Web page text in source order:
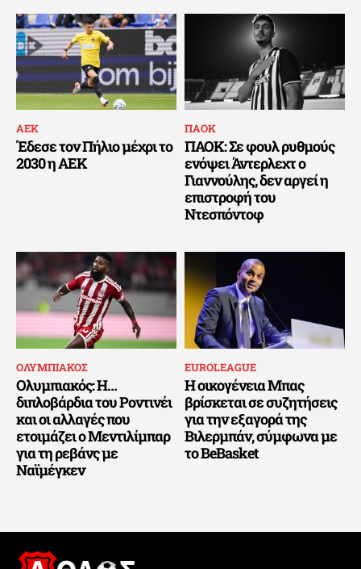
ΑΕΚ
Έδεσε τον Πήλιο μέχρι το
2030 η ΑΕΚ
ΠΑΟΚ
ΠΑΟΚ: Σε φουλ ρυθμούς
ενόψει Άντερλεχτ ο
Γιαννούλης, δεν αργεί η
επιστροφή του
Ντεσπόντοφ
ΟΛΥΜΠΙΑΚΟΣ
Ολυμπιακός: Η…
διπλοβάρδια του Ροντινέι
και οι αλλαγές που
ετοιμάζει ο Μεντιλίμπαρ
για τη ρεβάνς με
Ναϊμέγκεν
EUROLEAGUE
Η οικογένεια Μπας
βρίσκεται σε συζητήσεις
για την εξαγορά της
Βιλερμπάν, σύμφωνα με
το BeBasket